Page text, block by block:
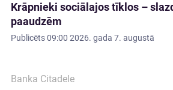
Krāpnieki sociālajos tīklos –
paaudzēm
Publicēts09:00 2026. gada 7. augustā
Banka Citadele